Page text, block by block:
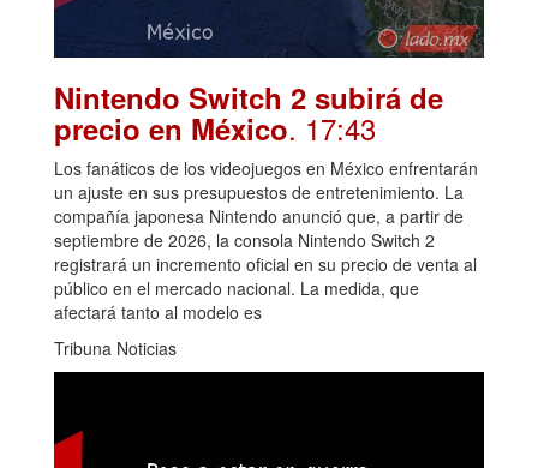
Nintendo Switch 2 subirá de
precio en México. 17:43
Los fanáticos de los videojuegos en México enfrentarán
un ajuste en sus presupuestos de entretenimiento. La
compañía japonesa Nintendo anunció que, a partir de
septiembre de 2026, la consola Nintendo Switch 2
registrará un incremento oficial en su precio de venta al
público en el mercado nacional. La medida, que
afectará tanto al modelo es
Tribuna Noticias